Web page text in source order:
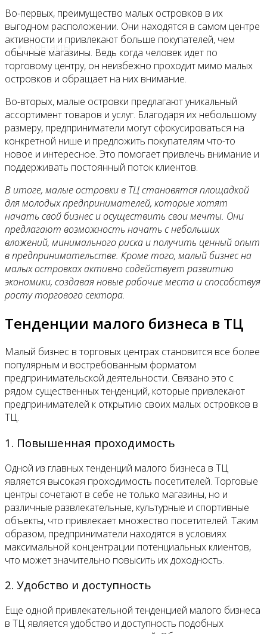
Контакты
Во-первых, преимущество малых островков в их
выгодном расположении. Они находятся в самом центре
активности и привлекают больше покупателей, чем
обычные магазины. Ведь когда человек идет по
торговому центру, он неизбежно проходит мимо малых
островков и обращает на них внимание.
Во-вторых, малые островки предлагают уникальный
ассортимент товаров и услуг. Благодаря их небольшому
размеру, предприниматели могут сфокусироваться на
конкретной нише и предложить покупателям что-то
новое и интересное. Это помогает привлечь внимание и
поддерживать постоянный поток клиентов.
В итоге, малые островки в ТЦ становятся площадкой
для молодых предпринимателей, которые хотят
начать свой бизнес и осуществить свои мечты. Они
предлагают возможность начать с небольших
вложений, минимального риска и получить ценный опыт
в предпринимательстве. Кроме того, малый бизнес на
малых островках активно содействует развитию
экономики, создавая новые рабочие места и способствуя
росту торгового сектора.
Тенденции малого бизнеса в ТЦ
Малый бизнес в торговых центрах становится все более
популярным и востребованным форматом
предпринимательской деятельности. Связано это с
рядом существенных тенденций, которые привлекают
предпринимателей к открытию своих малых островков в
ТЦ.
1. Повышенная проходимость
Одной из главных тенденций малого бизнеса в ТЦ
является высокая проходимость посетителей. Торговые
центры сочетают в себе не только магазины, но и
различные развлекательные, культурные и спортивные
объекты, что привлекает множество посетителей. Таким
образом, предприниматели находятся в условиях
максимальной концентрации потенциальных клиентов,
что может значительно повысить их доходность.
2. Удобство и доступность
Еще одной привлекательной тенденцией малого бизнеса
в ТЦ является удобство и доступность подобных